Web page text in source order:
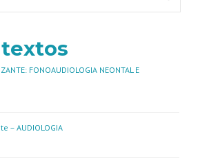
FONOAUDIOLOGIA NEONTAL E
– AUDIOLOGIA